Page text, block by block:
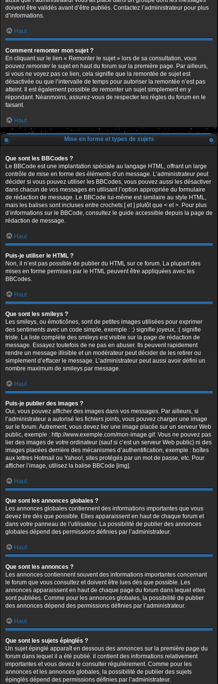
doivent être validés avant d’être publiés. Contactez l’administrateur pour plus
d’informations.
Haut
Comment remonter mon sujet ?
En cliquant sur le lien « Remonter le sujet » lors de sa consultation, vous
pouvez remonterle sujet en haut du forum sur la première page. Par ailleurs,
si vous ne voyez pas ce lien, cela signifie que la remontée de sujet est
désactivée ou que l’intervalle de temps pour autoriser la remontée n’est pas
atteint. Il est également possible de remonter un sujet simplement en y
répondant. Néanmoins, assurez-vous de respecter les règles du forum en le
faisant.
Haut
Mise en forme et types de sujets
Que sont les BBCodes ?
Le BBCode est une implantation spéciale au langage HTML, offrant un large
contrôle de mise en forme des éléments d’un message. L’administrateur peut
décider si vous pouvez utiliser les BBCodes, vous pouvez aussi les désactiver
dans chacun de vos messages en utilisant l’option appropriée du formulaire
de rédaction de message. Le BBCode lui-même est similaire au style HTML,
mais les balises sont incluses entre crochets [ et ] plutôt que < et >. Pour plus
d’informations sur le BBCode, consultez le guide accessible depuis la page de
rédaction de message.
Haut
Puis-je utiliser le HTML ?
Non, il n’est pas possible de publier du HTML sur ce forum. La plupart des
mises en forme permises par le HTML peuvent être appliquées avec les
BBCodes.
Haut
Que sont les smileys ?
Les smileys, ou émoticônes, sont de petites images utilisées pour exprimer
des sentiments avec un code simple, exemple : :) signifie joyeux, :( signifie
triste. La liste complète des smileys est visible sur la page de rédaction de
message. Essayez toutefois de ne pas en abuser. Ils peuvent rapidement
rendre un message illisible et un modérateur peut décider de les retirer ou
simplement d’effacer le message. L’administrateur peut aussi avoir défini un
nombre maximum de smileys par message.
Haut
Puis-je publier des images ?
Oui, vous pouvez afficher des images dans vos messages. Par ailleurs, si
l’administrateur a autorisé les fichiers joints, vous pouvez charger une image
sur le forum. Autrement, vous devez lier une image placée sur un serveur Web
public, exemple : http://www.exemple.com/mon-image.gif. Vous ne pouvez pas
lier des images de votre ordinateur (sauf si c’est un serveur Web public) ni des
images placées derrière des mécanismes d’authentification, exemple : boîtes
aux lettres Hotmail ou Yahoo!, sites protégés par un mot de passe, etc. Pour
afficher l’image, utilisez la balise BBCode [img].
Haut
Que sont les annonces globales ?
Les annonces globales contiennent des informations importantes que vous
devez lire dès que possible. Elles apparaissent en haut de chaque forum et
dans votre panneau de l’utilisateur. La possibilité de publier des annonces
globales dépend des permissions définies par l’administrateur.
Haut
Que sont les annonces ?
Les annonces contiennent souvent des informations importantes concernant
le forum que vous consultez et doivent être lues dès que possible. Les
annonces apparaissent en haut de chaque page du forum dans lequel elles
sont publiées. Comme pour les annonces globales, la possibilité de publier
des annonces dépend des permissions définies par l’administrateur.
Haut
Que sont les sujets épinglés ?
Un sujet épinglé apparaît en dessous des annonces sur la première page du
forum dans lequel il a été publié. il contient des informations relativement
importantes et vous devez le consulter régulièrement. Comme pour les
annonces et les annonces globales, la possibilité de publier des sujets
épinglés dépend des permissions définies par l’administrateur.